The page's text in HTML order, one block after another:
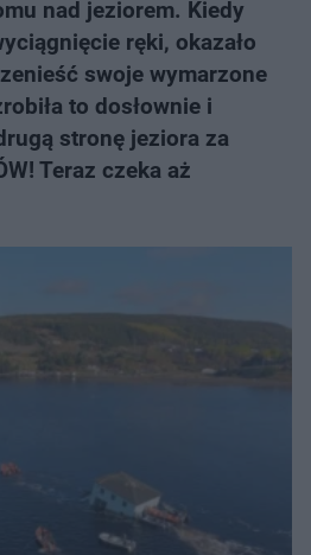
nad jeziorem. Kiedy
ręki, okazało
swoje wymarzone
to dosłownie i
stronę jeziora za
Teraz czeka aż